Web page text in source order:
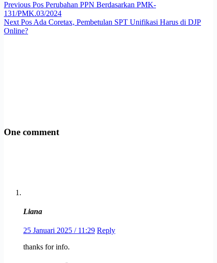
Previous Pos Perubahan PPN Berdasarkan PMK-
131/PMK.03/2024
Next Pos Ada Coretax, Pembetulan SPT Unifikasi Harus di DJP
Online?
One comment
Liana
25 Januari 2025 / 11:29 Reply
thanks for info.